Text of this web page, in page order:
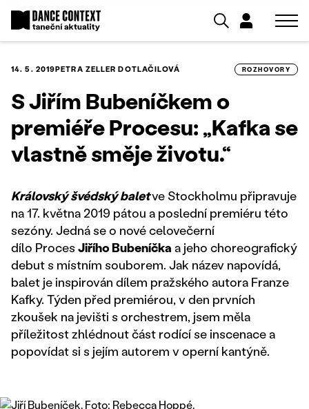
14. 5. 2019PETRA ZELLER DOTLAČILOVÁ ROZHOVORY
S Jiřím Bubeníčkem o
premiéře Procesu: „Kafka se
vlastně směje životu.“
Královský švédský baletve Stockholmu připravuje
na 17. května 2019 pátou a poslední premiéru této
sezóny. Jedná se o nové celovečerní
dílo ProcesJiřího Bubeníčka a jeho choreografický
debut s místním souborem. Jak název napovídá,
balet je inspirován dílem pražského autora Franze
Kafky. Týden před premiérou, v den prvních
zkoušek na jevišti s orchestrem, jsem měla
příležitost zhlédnout část rodící se inscenace a
popovídat si s jejím autorem v operní kantýně.